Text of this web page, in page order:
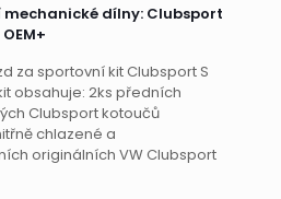
mechanické dílny: Clubsport
za sportovní kit Clubsport S
obsahuje: 2ks předních
Clubsport kotoučů
chlazené a
originálních VW Clubsport